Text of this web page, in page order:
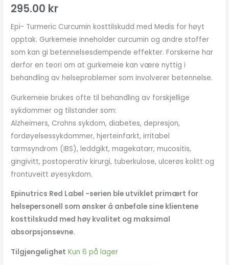
295.00 kr
Epi- Turmeric Curcumin kosttilskudd med Medis for høyt
opptak. Gurkemeie inneholder curcumin og andre stoffer
som kan gi betennelsesdempende effekter. Forskerne har
derfor en teori om at gurkemeie kan være nyttig i
behandling av helseproblemer som involverer betennelse.
Gurkemeie brukes ofte til behandling av forskjellige
sykdommer og tilstander som:
Alzheimers, Crohns sykdom, diabetes, depresjon,
fordøyelsessykdommer, hjerteinfarkt, irritabel
tarmsyndrom (IBS), leddgikt, magekatarr, mucositis,
gingivitt, postoperativ kirurgi, tuberkulose, ulcerøs kolitt og
frontuveitt øyesykdom.
Epinutrics Red Label -serien ble utviklet primært for
helsepersonell som ønsker å anbefale sine klientene
kosttilskudd med høy kvalitet og maksimal
absorpsjonsevne.
Tilgjengelighet Kun 6 på lager